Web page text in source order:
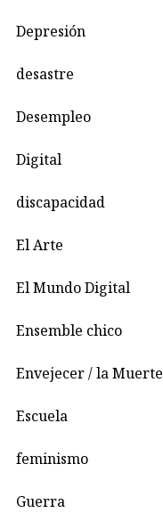
Depresión
desastre
Desempleo
Digital
discapacidad
El Arte
El Mundo Digital
Ensemble chico
Envejecer / la Muerte
Escuela
feminismo
Guerra